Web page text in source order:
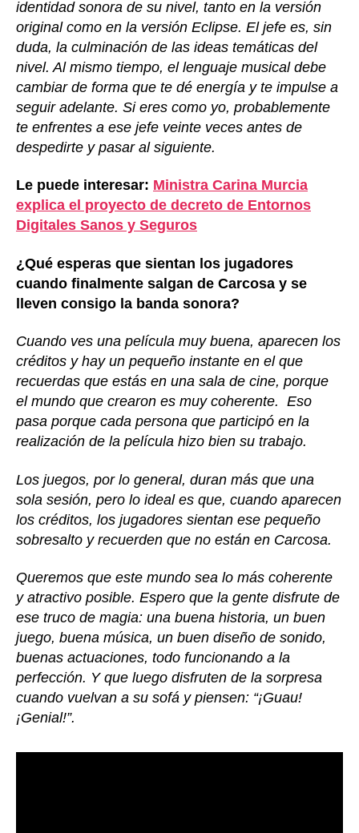
identidad sonora de su nivel, tanto en la versión
original como en la versión Eclipse. El jefe es, sin
duda, la culminación de las ideas temáticas del
nivel. Al mismo tiempo, el lenguaje musical debe
cambiar de forma que te dé energía y te impulse a
seguir adelante. Si eres como yo, probablemente
te enfrentes a ese jefe veinte veces antes de
despedirte y pasar al siguiente.
Le puede interesar: Ministra Carina Murcia
explica el proyecto de decreto de Entornos
Digitales Sanos y Seguros
¿Qué esperas que sientan los jugadores
cuando finalmente salgan de Carcosa y se
lleven consigo la banda sonora?
Cuando ves una película muy buena, aparecen los
créditos y hay un pequeño instante en el que
recuerdas que estás en una sala de cine, porque
el mundo que crearon es muy coherente. Eso
pasa porque cada persona que participó en la
realización de la película hizo bien su trabajo.
Los juegos, por lo general, duran más que una
sola sesión, pero lo ideal es que, cuando aparecen
los créditos, los jugadores sientan ese pequeño
sobresalto y recuerden que no están en Carcosa.
Queremos que este mundo sea lo más coherente
y atractivo posible. Espero que la gente disfrute de
ese truco de magia: una buena historia, un buen
juego, buena música, un buen diseño de sonido,
buenas actuaciones, todo funcionando a la
perfección. Y que luego disfruten de la sorpresa
cuando vuelvan a su sofá y piensen: “¡Guau!
¡Genial!”.